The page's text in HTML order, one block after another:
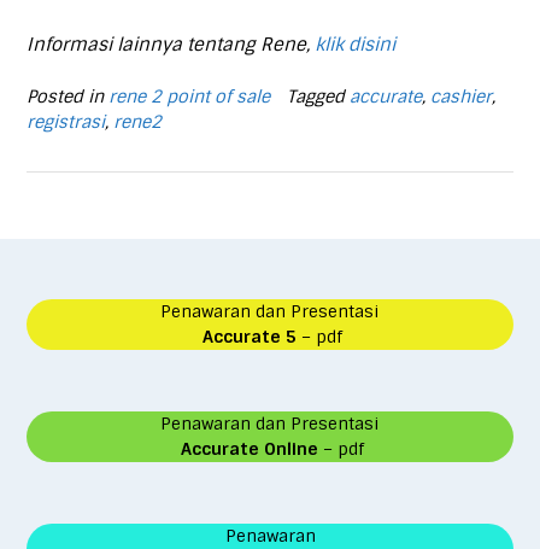
Informasi lainnya tentang Rene, klik disini
Posted in rene 2 point of sale Tagged accurate, cashier,
registrasi, rene2
Penawaran dan Presentasi
Accurate 5 – pdf
Penawaran dan Presentasi
Accurate Online – pdf
Penawaran